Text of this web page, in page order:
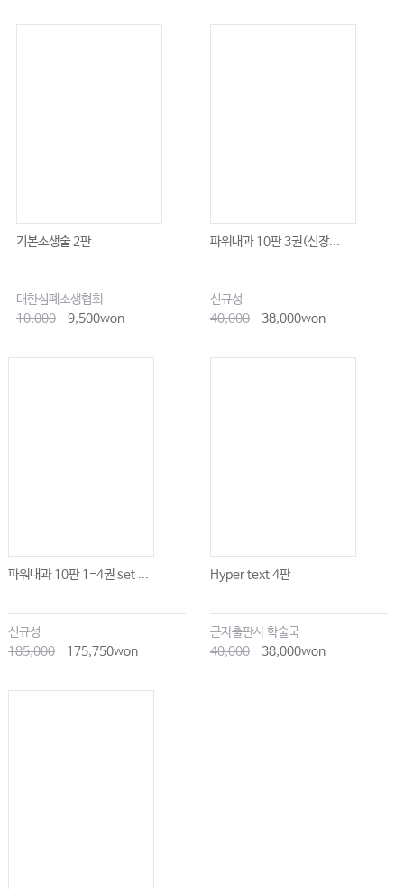
기본소생술 2판
대한심폐소생협회
10,000
9,500won
파워내과 10판 3권(신장...
신규성
40,000
38,000won
파워내과 10판 1-4권 set ...
신규성
185,000
175,750won
Hyper text 4판
군자출판사 학술국
40,000
38,000won